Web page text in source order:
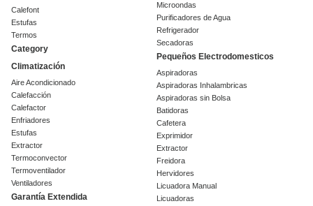
Calefont
Estufas
Termos
Category
Climatización
Aire Acondicionado
Calefacción
Calefactor
Enfriadores
Estufas
Extractor
Termoconvector
Termoventilador
Ventiladores
Garantía Extendida
Microondas
Purificadores de Agua
Refrigerador
Secadoras
Pequeños Electrodomesticos
Aspiradoras
Aspiradoras Inhalambricas
Aspiradoras sin Bolsa
Batidoras
Cafetera
Exprimidor
Extractor
Freidora
Hervidores
Licuadora Manual
Licuadoras